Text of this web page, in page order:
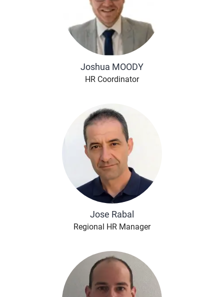
Joshua MOODY
HR Coordinator
Jose Rabal
Regional HR Manager